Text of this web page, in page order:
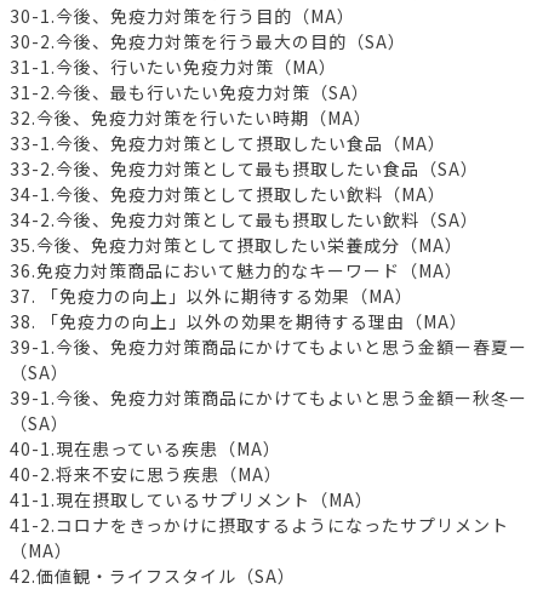
30-1.今後、免疫力対策を行う目的（MA）
30-2.今後、免疫力対策を行う最大の目的（SA）
31-1.今後、行いたい免疫力対策（MA）
31-2.今後、最も行いたい免疫力対策（SA）
32.今後、免疫力対策を行いたい時期（MA）
33-1.今後、免疫力対策として摂取したい食品（MA）
33-2.今後、免疫力対策として最も摂取したい食品（SA）
34-1.今後、免疫力対策として摂取したい飲料（MA）
34-2.今後、免疫力対策として最も摂取したい飲料（SA）
35.今後、免疫力対策として摂取したい栄養成分（MA）
36.免疫力対策商品において魅力的なキーワード（MA）
37. 「免疫力の向上」以外に期待する効果（MA）
38. 「免疫力の向上」以外の効果を期待する理由（MA）
39-1.今後、免疫力対策商品にかけてもよいと思う金額ー春夏ー
（SA）
39-1.今後、免疫力対策商品にかけてもよいと思う金額ー秋冬ー
（SA）
40-1.現在患っている疾患（MA）
40-2.将来不安に思う疾患（MA）
41-1.現在摂取しているサプリメント（MA）
41-2.コロナをきっかけに摂取するようになったサプリメント
（MA）
42.価値観・ライフスタイル（SA）